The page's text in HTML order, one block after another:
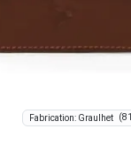
Fabrication: Graulhet